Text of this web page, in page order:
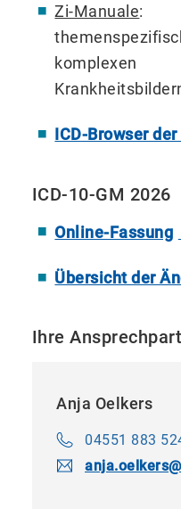
Zi-Manuale:
komplexen
ICD-Browser der
ICD-10-GM 2026
Online-Fassung
Übersicht der
Ihre
Anja Oelkers
04551 883
anja.​oelkers​@